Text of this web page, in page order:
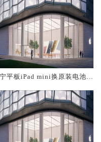
平板iPad mini换原装电池维